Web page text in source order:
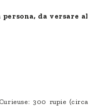
da versare al
300 rupie (circa